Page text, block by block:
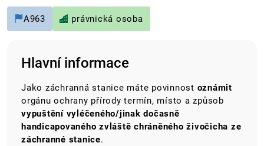
A963 právnická osoba
Hlavní informace
Jako záchranná stanice máte povinnost oznámit
orgánu ochrany přírody termín, místo a způsob
vypuštění vyléčeného/jinak dočasně
handicapovaného zvláště chráněného živočicha ze
záchranné stanice.